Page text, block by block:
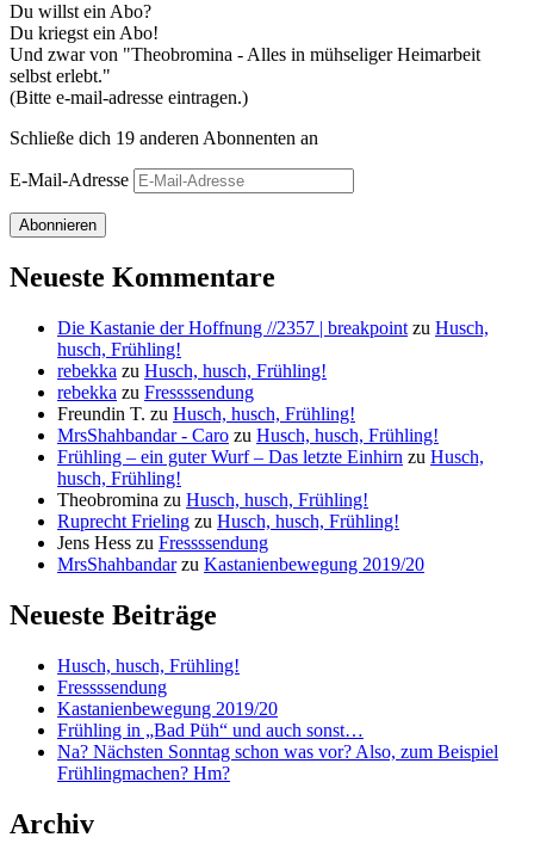
Du willst ein Abo?
Du kriegst ein Abo!
Und zwar von "Theobromina - Alles in mühseliger Heimarbeit
selbst erlebt."
(Bitte e-mail-adresse eintragen.)
Schließe dich 19 anderen Abonnenten an
E-Mail-Adresse
Abonnieren
Neueste Kommentare
Die Kastanie der Hoffnung //2357 | breakpoint zu Husch,
husch, Frühling!
rebekka zu Husch, husch, Frühling!
rebekka zu Fressssendung
Freundin T. zu Husch, husch, Frühling!
MrsShahbandar - Caro zu Husch, husch, Frühling!
Frühling – ein guter Wurf – Das letzte Einhirn zu Husch,
husch, Frühling!
Theobromina zu Husch, husch, Frühling!
Ruprecht Frieling zu Husch, husch, Frühling!
Jens Hess zu Fressssendung
MrsShahbandarzu Kastanienbewegung 2019/20
Neueste Beiträge
Husch, husch, Frühling!
Fressssendung
Kastanienbewegung 2019/20
Frühling in „Bad Püh“ und auch sonst…
Na? Nächsten Sonntag schon was vor? Also, zum Beispiel
Frühlingmachen? Hm?
Archiv